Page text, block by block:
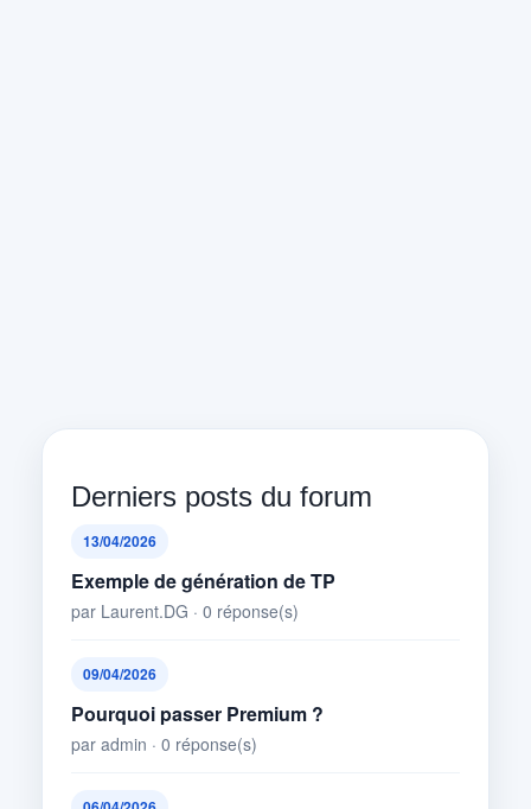
Derniers posts du forum
13/04/2026
Exemple de génération de TP
par Laurent.DG · 0 réponse(s)
09/04/2026
Pourquoi passer Premium ?
par admin · 0 réponse(s)